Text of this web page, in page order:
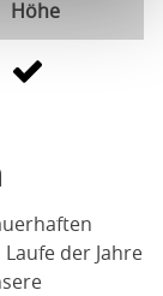
Höhe
der Jahre